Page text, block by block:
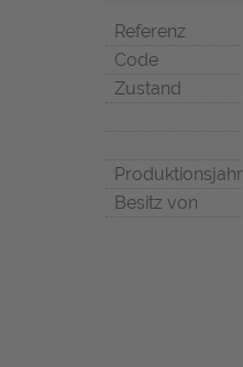
Referenz
Code
Zustand
Produktionsjahr
Besitz von